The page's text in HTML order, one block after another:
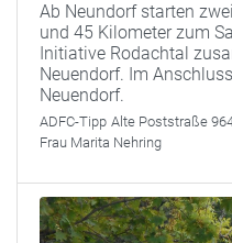
Ab Neundorf starten
und 45 Kilometer zum
Initiative Rodachtal
Neuendorf. Im
Neuendorf.
ADFC-Tipp Alte Poststraße
Frau Marita Nehring